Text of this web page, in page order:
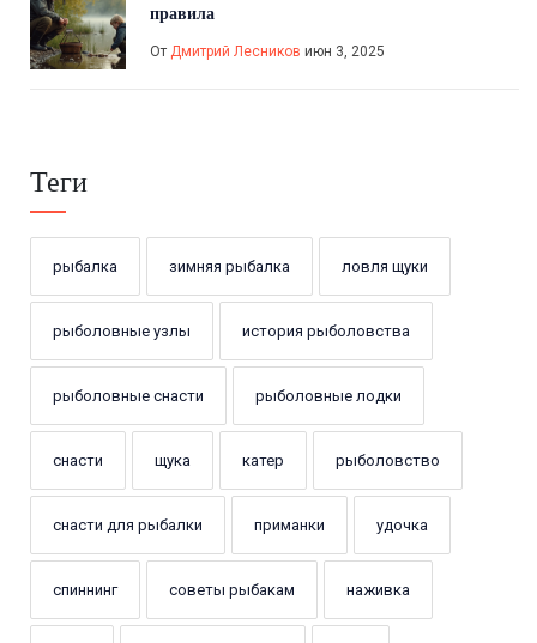
правила
От Дмитрий Лесников июн 3, 2025
Теги
рыбалка зимняя рыбалка ловля щуки
рыболовные узлы история рыболовства
рыболовные снасти рыболовные лодки
снасти щука катер рыболовство
снасти для рыбалки приманки удочка
спиннинг советы рыбакам наживка